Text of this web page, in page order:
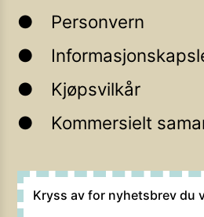
Personvern
Kjøpsvilkår
Kommersielt
Kryss av for nyhetsbrev du